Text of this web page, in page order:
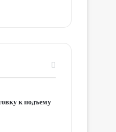
к подъему